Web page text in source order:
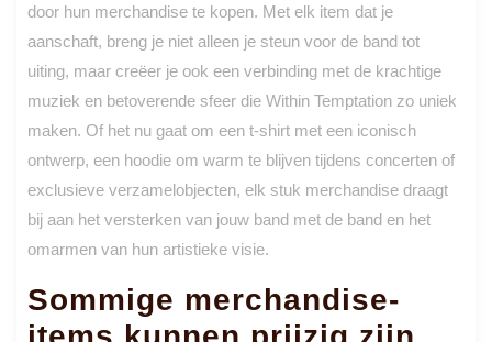
door hun merchandise te kopen. Met elk item dat je
aanschaft, breng je niet alleen je steun voor de band tot
uiting, maar creëer je ook een verbinding met de krachtige
muziek en betoverende sfeer die Within Temptation zo uniek
maken. Of het nu gaat om een t-shirt met een iconisch
ontwerp, een hoodie om warm te blijven tijdens concerten of
exclusieve verzamelobjecten, elk stuk merchandise draagt
bij aan het versterken van jouw band met de band en het
omarmen van hun artistieke visie.
Sommige merchandise-